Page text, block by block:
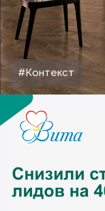
#Контекст